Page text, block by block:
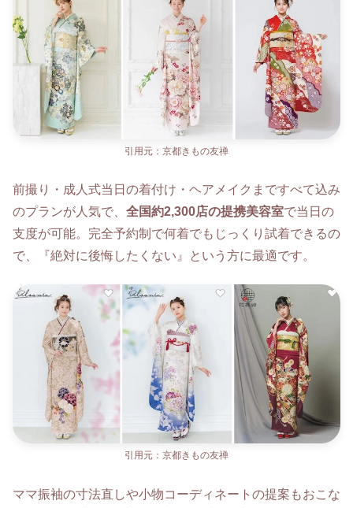
引用元：京都きもの友禅
前撮り・成人式当日の着付け・ヘアメイクまですべて込み
のプランが人気で、 全国約2,300店の提携美容室で当日の
支度が可能。完全予約制で何着でもじっくり試着できるの
で、『絶対に後悔したくない』という方に最適です。
引用元：京都きもの友禅
ママ振袖の寸法直しや小物コーディネートの提案もおこな